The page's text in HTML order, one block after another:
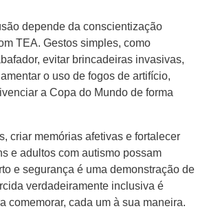
depende da conscientização
TEA. Gestos simples, como
evitar brincadeiras invasivas,
o uso de fogos de artifício,
a Copa do Mundo de forma
criar memórias afetivas e fortalecer
e adultos com autismo possam
e segurança é uma demonstração de
verdadeiramente inclusiva é
comemorar, cada um à sua maneira.